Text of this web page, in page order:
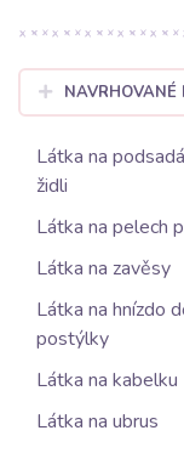
NAVRHOVANÉ
Látka na
židli
Látka na pelech
Látka na zavěsy
Látka na hnízdo
postýlky
Látka na kabelku
Látka na ubrus